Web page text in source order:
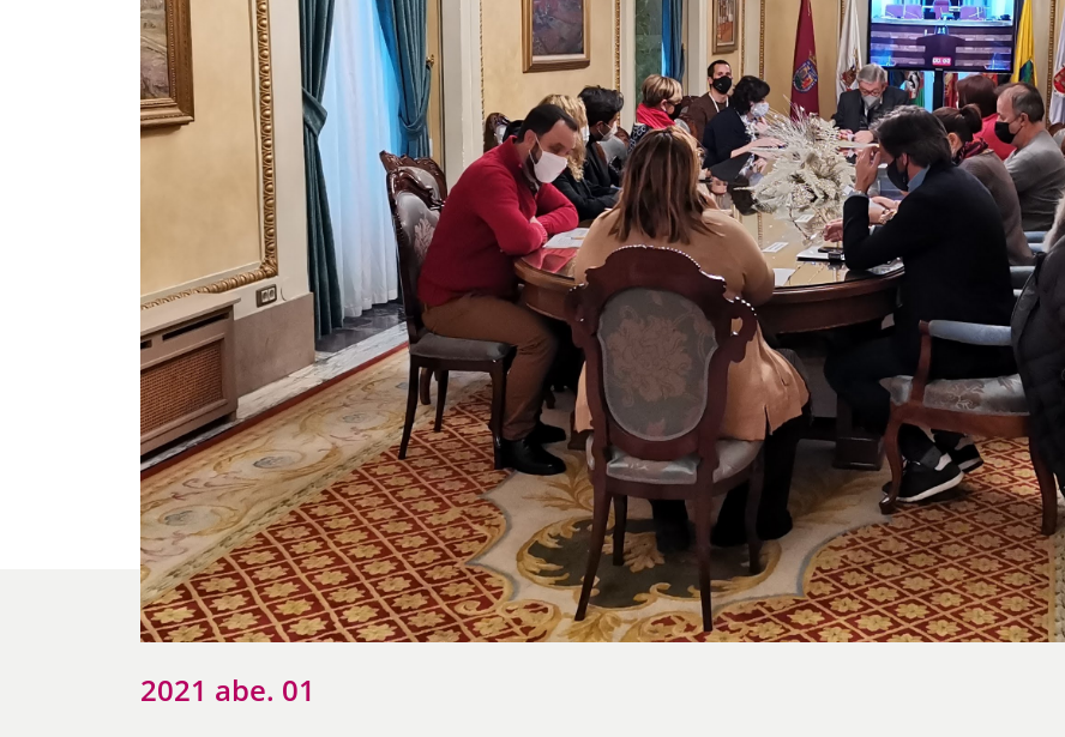
2021 abe. 01